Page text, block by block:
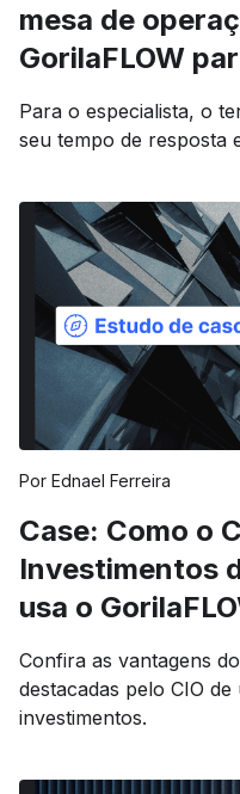
mesa de
GorilaFLOW
rotina de
Para o especialista, o
seu tempo de resposta
Por Ednael Ferreira
Case: Como o
Investimentos
usa o
trabalho no
Confira as vantagens
destacadas pelo CIO
investimentos.